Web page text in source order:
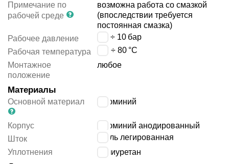
Примечание по
рабочей среде
возможна работа со смазкой
(впоследствии требуется
постоянная смазка)
Рабочее давление
0.6 ÷ 10 бар
Рабочая температура
-20 ÷ 80 °C
Монтажное
положение
любое
Материалы
Основной материал алюминий
Корпус
алюминий анодированный
Шток
сталь легированная
Уплотнения
полиуретан